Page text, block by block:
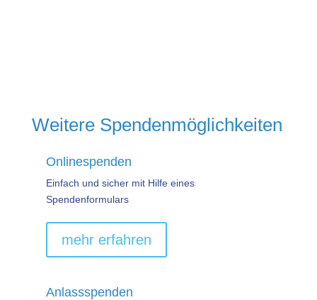
Weitere Spendenmöglichkeiten
Onlinespenden
Einfach und sicher mit Hilfe eines
Spendenformulars
mehr erfahren
Anlassspenden